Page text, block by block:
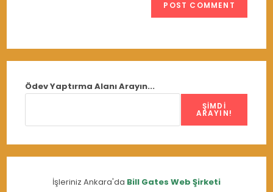
Ödev Yaptırma Alanı Arayın...
ŞIMDI
ARAYIN!
İşleriniz Ankara'da Bill Gates Web Şirketi